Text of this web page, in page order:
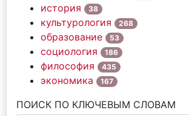
история 38
культурология 268
образование 53
социология 186
философия 435
экономика 167
ПОИСК ПО КЛЮЧЕВЫМ СЛОВАМ